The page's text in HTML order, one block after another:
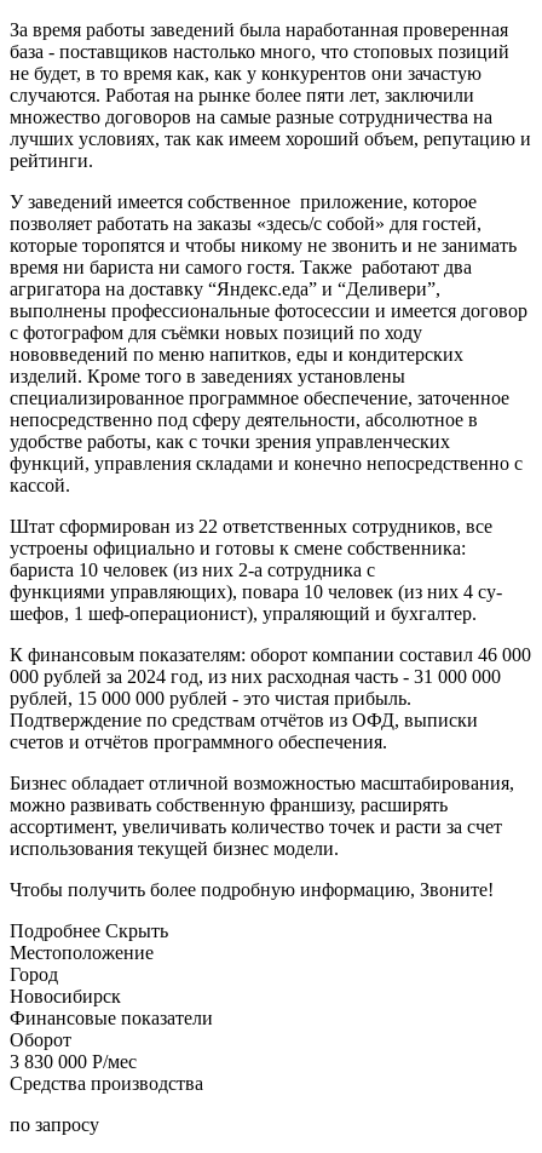
За время работы заведений была наработанная проверенная
база - поставщиков настолько много, что стоповых позиций
не будет, в то время как, как у конкурентов они зачастую
случаются. Работая на рынке более пяти лет, заключили
множество договоров на самые разные сотрудничества на
лучших условиях, так как имеем хороший объем, репутацию и
рейтинги.
У заведений имеется собственное приложение, которое
позволяет работать на заказы «здесь/с собой» для гостей,
которые торопятся и чтобы никому не звонить и не занимать
время ни бариста ни самого гостя. Также работают два
агригатора на доставку “Яндекс.еда” и “Деливери”,
выполнены профессиональные фотосессии и имеется договор
с фотографом для съёмки новых позиций по ходу
нововведений по меню напитков, еды и кондитерских
изделий. Кроме того в заведениях установлены
специализированное программное обеспечение, заточенное
непосредственно под сферу деятельности, абсолютное в
удобстве работы, как с точки зрения управленческих
функций, управления складами и конечно непосредственно с
кассой.
Штат сформирован из 22 ответственных сотрудников, все
устроены официально и готовы к смене собственника:
бариста 10 человек (из них 2-а сотрудника с
функциями управляющих), повара 10 человек (из них 4 су-
шефов, 1 шеф-операционист), упраляющий и бухгалтер.
К финансовым показателям: оборот компании составил 46 000
000 рублей за 2024 год, из них расходная часть - 31 000 000
рублей, 15 000 000 рублей - это чистая прибыль.
Подтверждение по средствам отчётов из ОФД, выписки
счетов и отчётов программного обеспечения.
Бизнес обладает отличной возможностью масштабирования,
можно развивать собственную франшизу, расширять
ассортимент, увеличивать количество точек и расти за счет
использования текущей бизнес модели.
Чтобы получить более подробную информацию, Звоните!
Подробнее Скрыть
Местоположение
Город
Новосибирск
Финансовые показатели
Оборот
3 830 000 Р/мес
Средства производства
по запросу